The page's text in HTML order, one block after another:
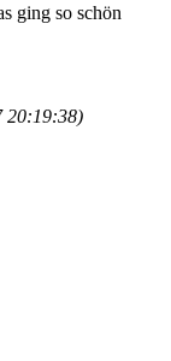
ging so schön
20:19:38)